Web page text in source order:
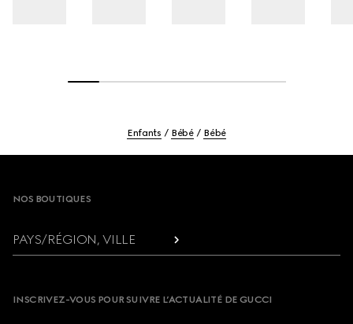
Enfants Bébé Bébé
NOS BOUTIQUES
PAYS/RÉGION, VILLE
INSCRIVEZ-VOUS POUR SUIVRE L’ACTUALITÉ DE GUCCI